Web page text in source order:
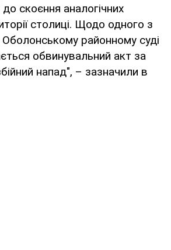
скоєння аналогічних
столиці. Щодо одного з
районному суді
обвинувальний акт за
напад", – зазначили в